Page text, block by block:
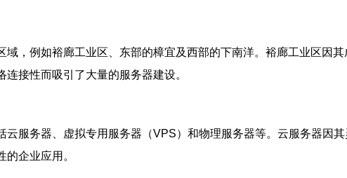
域，例如裕廊工业区、东部的樟宜及西部的下南洋。裕廊工业区因
接性而吸引了大量的服务器建设。
云服务器、虚拟专用服务器（VPS）和物理服务器等。云服务器因
企业应用。